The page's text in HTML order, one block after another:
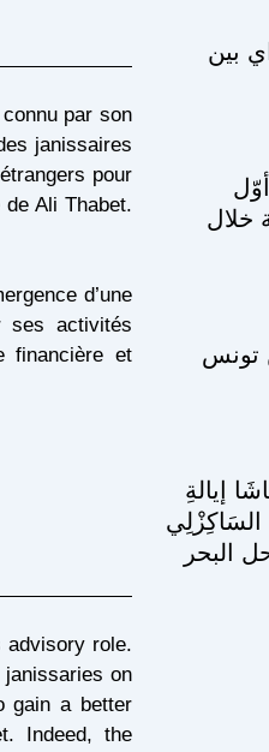
par son
janissaires
pour
Ali Thabet.
d’une
ses activités
financière et
advisory role.
on
gain a better
Indeed, the
بين
خلال
تونس
إيالةِ
البحر